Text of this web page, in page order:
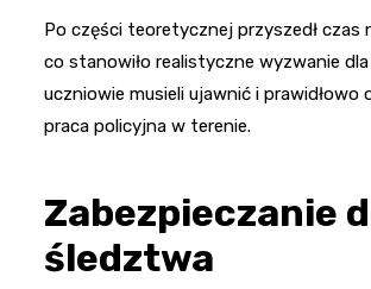
Po części teoretycznej przyszedł czas
co stanowiło realistyczne wyzwanie
uczniowie musieli ujawnić i
praca policyjna w terenie.
Zabezpieczanie
śledztwa